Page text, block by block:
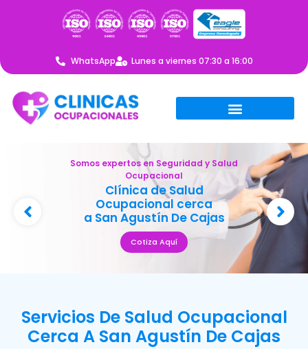
WhatsApp Lunes a viernes 07:30 a 16:00
Somos expertos en Seguridad y Salud
Ocupacional
Clínica de Salud
Ocupacional cerca
a San Agustín De Cajas
Cotiza Aquí
Servicios De Salud Ocupacional
Cerca A San Agustín De Cajas